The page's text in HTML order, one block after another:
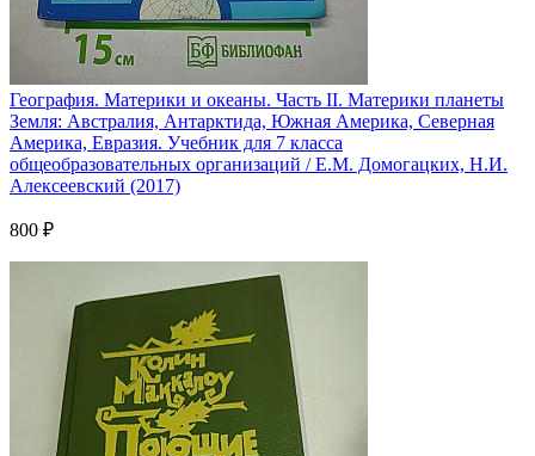
География. Материки и океаны. Часть II. Материки планеты
Земля: Австралия, Антарктида, Южная Америка, Северная
Америка, Евразия. Учебник для 7 класса
общеобразовательных организаций / Е.М. Домогацких, Н.И.
Алексеевский (2017)
800 ₽